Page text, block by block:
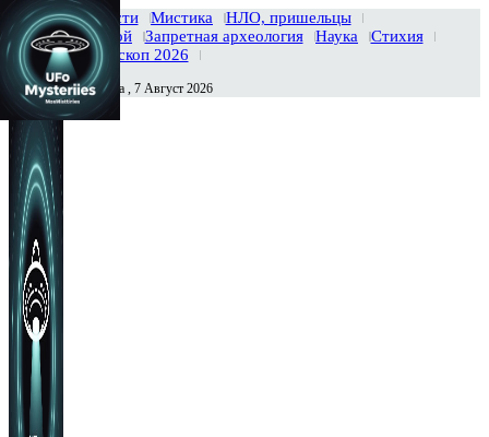
Главная Новости Мистика
НЛО, пришельцы
Тайны вселенной
Запретная археология Наука
Стихия
История
Гороскоп 2026
Сегодня Пятница , 7 Август 2026